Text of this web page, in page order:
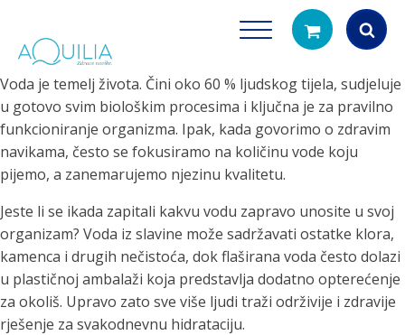
search
Voda je temelj života. Čini oko 60 % ljudskog tijela, sudjeluje
u gotovo svim biološkim procesima i ključna je za pravilno
funkcioniranje organizma. Ipak, kada govorimo o zdravim
navikama, često se fokusiramo na količinu vode koju
pijemo, a zanemarujemo njezinu kvalitetu.
Jeste li se ikada zapitali kakvu vodu zapravo unosite u svoj
organizam? Voda iz slavine može sadržavati ostatke klora,
kamenca i drugih nečistoća, dok flaširana voda često dolazi
u plastičnoj ambalaži koja predstavlja dodatno opterećenje
za okoliš. Upravo zato sve više ljudi traži održivije i zdravije
rješenje za svakodnevnu hidrataciju.
Tuš glave
filtriranje vode za tuširanje
Vrčevi za
Potpuno prijenosno